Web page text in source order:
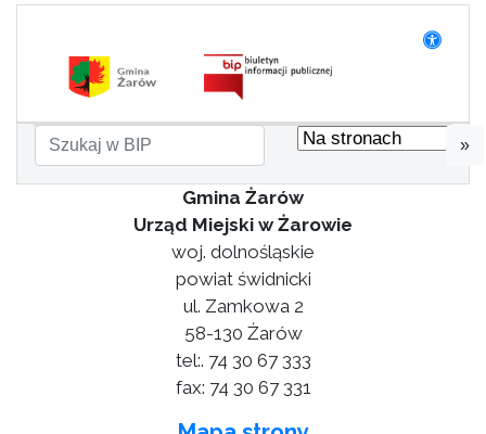
»
Gmina Żarów
Urząd Miejski w Żarowie
woj. dolnośląskie
powiat świdnicki
ul. Zamkowa 2
58-130 Żarów
tel:. 74 30 67 333
fax: 74 30 67 331